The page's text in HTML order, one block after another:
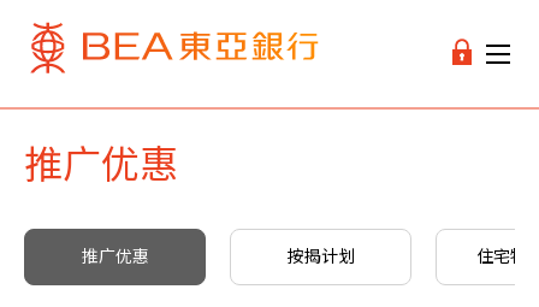
推广优惠
推广优惠 按揭计划 住宅物